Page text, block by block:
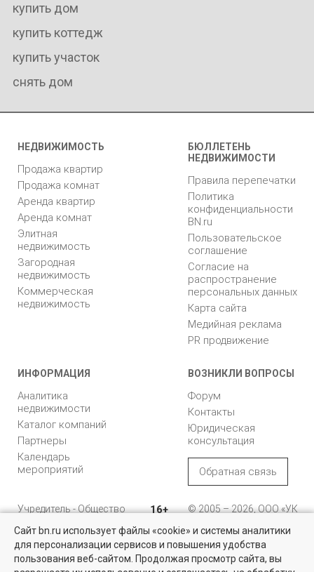
Найти квартиру - это просто!
Выбирайте среди 14 тысяч проверенных вариантов на вторичом
купить дом
купить коттедж
купить участок
снять дом
НЕДВИЖИМОСТЬ
Продажа квартир
Продажа комнат
Аренда квартир
Аренда комнат
Элитная
недвижимость
Загородная
недвижимость
Коммерческая
недвижимость
БЮЛЛЕТЕНЬ
НЕДВИЖИМОСТИ
Правила перепечатки
Политика
конфиденциальности
BN.ru
Пользовательское
соглашение
Согласие на
распространение
персональных данных
Карта сайта
Медийная реклама
PR продвижение
ИНФОРМАЦИЯ
Аналитика
недвижимости
Каталог компаний
Партнеры
Календарь
мероприятий
ВОЗНИКЛИ ВОПРОСЫ
Форум
Контакты
Юридическая
консультация
Обратная связь
Учредитель - Общество
ответственностью
"Управляющая
компания "Бюллетень
недвижимости"
16+
© 2005 – 2026, ООО «УК
196105, Санкт-
Петербург, пр. Юрия
Гагарина, 1
Сайт bn.ru использует файлы «cookie» и системы аналитики
для персонализации сервисов и повышения удобства
пользования веб-сайтом. Продолжая просмотр сайта, вы